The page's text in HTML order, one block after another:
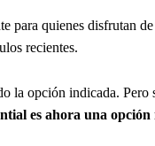
para quienes disfrutan
recientes.
la opción indicada. Pero
es ahora una